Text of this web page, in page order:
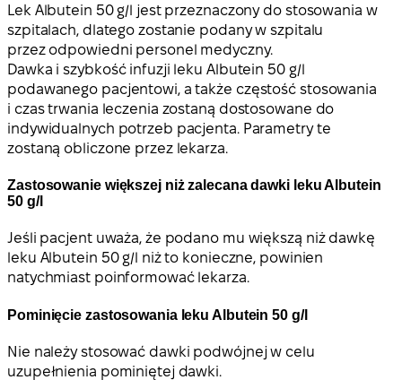
Lek Albutein 50 g/l jest przeznaczony do stosowania w
szpitalach, dlatego zostanie podany w szpitalu
przez odpowiedni personel medyczny.
Dawka i szybkość infuzji leku Albutein 50 g/l
podawanego pacjentowi, a także częstość stosowania
i czas trwania leczenia zostaną dostosowane do
indywidualnych potrzeb pacjenta. Parametry te
zostaną obliczone przez lekarza.
Zastosowanie większej niż zalecana dawki leku Albutein
50 g/l
Jeśli pacjent uważa, że podano mu większą niż dawkę
leku Albutein 50 g/l niż to konieczne, powinien
natychmiast poinformować lekarza.
Pominięcie zastosowania leku Albutein 50 g/l
Nie należy stosować dawki podwójnej w celu
uzupełnienia pominiętej dawki.